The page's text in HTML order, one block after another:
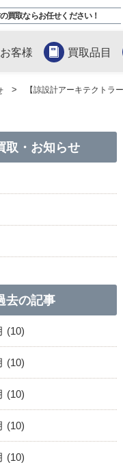
買取ならお任せください！
客様 買取品目
【諒設計アーキテクトラ
取・お知らせ
去の記事
(10)
(10)
(10)
(10)
(10)